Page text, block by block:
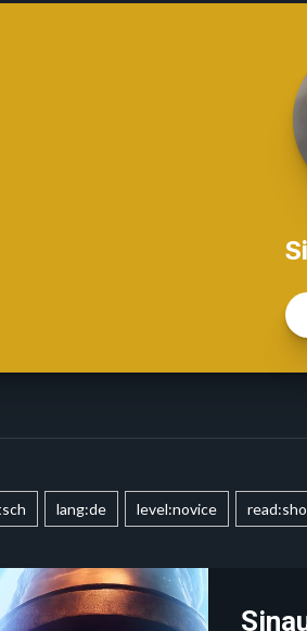
lang:de level:novice